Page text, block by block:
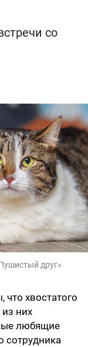
со
друг»
хвостатого
них
любящие
сотрудника